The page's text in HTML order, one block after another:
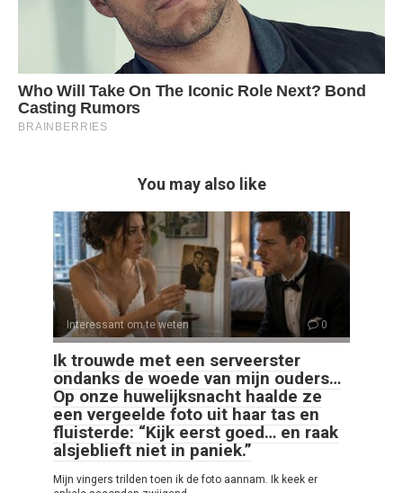
You may also like
Interessant om te weten 0
Ik trouwde met een serveerster
ondanks de woede van mijn ouders…
Op onze huwelijksnacht haalde ze
een vergeelde foto uit haar tas en
fluisterde: “Kijk eerst goed… en raak
alsjeblieft niet in paniek.”
Mijn vingers trilden toen ik de foto aannam. Ik keek er